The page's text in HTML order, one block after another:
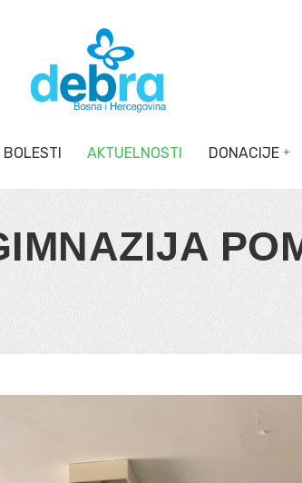
BOLESTI AKTUELNOSTI DONACIJE